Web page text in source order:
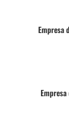
Empresa